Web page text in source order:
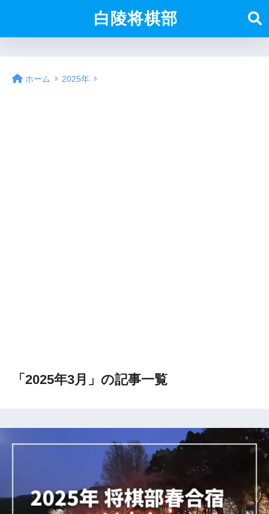
白陵将棋部
ホーム 2025年
「2025年3月」の記事一覧